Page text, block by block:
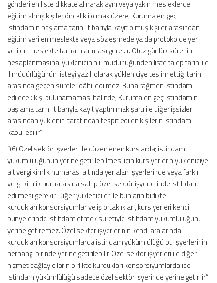
gönderilen liste dikkate alınarak aynı veya yakın mesleklerde
eğitim almış kişiler öncelikli olmak üzere, Kuruma en geç
istihdamın başlama tarihi itibarıyla kayıt olmuş kişiler arasından
eğitim verilen meslekte veya sözleşmede ya da protokolde yer
verilen meslekte tamamlanması gerekir. Otuz günlük sürenin
hesaplanmasına, yüklenicinin il müdürlüğünden liste talep tarihi ile
il müdürlüğünün listeyi yazılı olarak yükleniciye teslim ettiği tarih
arasında geçen süreler dâhil edilmez. Buna rağmen istihdam
edilecek kişi bulunamaması halinde, Kuruma en geç istihdamın
başlama tarihi itibarıyla kayıt yaptırılmak şartı ile diğer işsizler
arasından yüklenici tarafından tespit edilen kişilerin istihdamı
kabul edilir.”
“(6) Özel sektör işyerleri ile düzenlenen kurslarda; istihdam
yükümlülüğünün yerine getirilebilmesi için kursiyerlerin yükleniciye
ait vergi kimlik numarası altında yer alan işyerlerinde veya farklı
vergi kimlik numarasına sahip özel sektör işyerlerinde istihdam
edilmesi gerekir. Diğer yükleniciler ile bunların birlikte
kurdukları konsorsiyumlar ve iş ortaklıkları, kursiyerleri kendi
bünyelerinde istihdam etmek suretiyle istihdam yükümlülüğünü
yerine getiremez. Özel sektör işyerlerinin kendi aralarında
kurdukları konsorsiyumlarda istihdam yükümlülüğü bu işyerlerinin
herhangi birinde yerine getirilebilir. Özel sektör işyerleri ile diğer
hizmet sağlayıcıların birlikte kurdukları konsorsiyumlarda ise
istihdam yükümlülüğü sadece özel sektör işyerinde yerine getirilir.”